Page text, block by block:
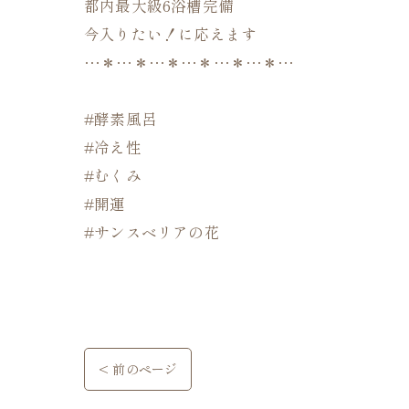
都内最大級6浴槽完備
今入りたい！に応えます
…＊…＊…＊…＊…＊…＊…
#酵素風呂
#冷え性
#むくみ
#開運
#サンスベリアの花
< 前のページ